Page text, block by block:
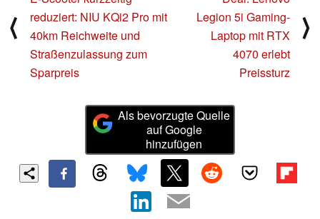
⟨
reduziert: NIU KQi2 Pro mit
40km Reichweite und
Straßenzulassung zum
Sparpreis
Legion 5i Gaming-
Laptop mit RTX
4070 erlebt
Preissturz
⟩
Als bevorzugte Quelle
auf Google
hinzufügen